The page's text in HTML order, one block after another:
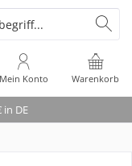
DE
Warenkorb
Mein Konto